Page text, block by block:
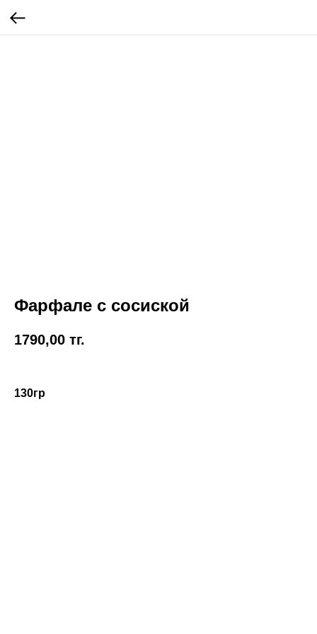
Фарфале с сосиской
1790,00 тг.
130гр